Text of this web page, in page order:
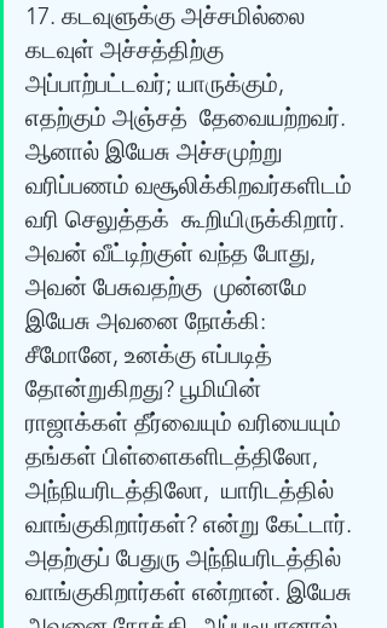
17. கடவுளுக்கு அச்சமில்லை
கடவுள் அச்சத்திற்கு
அப்பாற்பட்டவர்; யாருக்கும்,
எதற்கும் அஞ்சத்  தேவையற்றவர்.
ஆனால் இயேசு அச்சமுற்று
வரிப்பணம் வசூலிக்கிறவர்களிடம்
வரி செலுத்தக்  கூறியிருக்கிறார்.
அவன் வீட்டிற்குள் வந்த போது,
அவன் பேசுவதற்கு  முன்னமே
இயேசு அவனை நோக்கி:
சீமோனே, உனக்கு எப்படித்
தோன்றுகிறது? பூமியின்
ராஜாக்கள் தீர்வையும் வரியையும்
தங்கள் பிள்ளைகளிடத்திலோ,
அந்நியரிடத்திலோ,  யாரிடத்தில்
வாங்குகிறார்கள்? என்று கேட்டார்.
அதற்குப் பேதுரு அந்நியரிடத்தில்
வாங்குகிறார்கள் என்றான். இயேசு